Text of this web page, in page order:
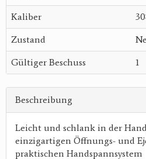
Kaliber
Zustand
Gültiger Beschuss 1
Beschreibung
Leicht und schlank in der
einzigartigen Öffnungs- und
praktischen Handspannsystem